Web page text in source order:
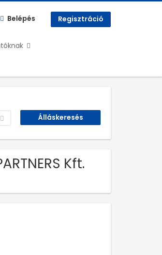
Belépés Regisztráció
Kft.